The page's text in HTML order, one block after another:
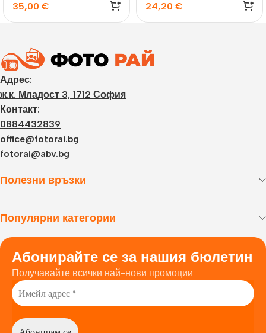
35,00 € 24,20 €
Адрес:
ж.к. Младост 3, 1712 София
Контакт:
0884432839
office@fotorai.bg
fotorai@abv.bg
Полезни връзки
Популярни категории
Абонирайте се за нашия бюлетин
Получавайте всички най-нови промоции.